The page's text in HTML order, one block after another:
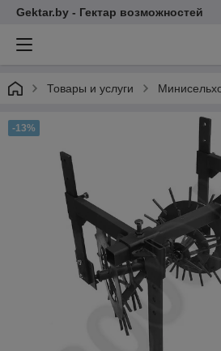
Gektar.by - Гектар возможностей
Товары и услуги
-13%